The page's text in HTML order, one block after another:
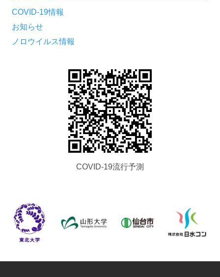
ブ
COVID-19情報
お知らせ
ノロウイルス情報
COVID-19流行予測